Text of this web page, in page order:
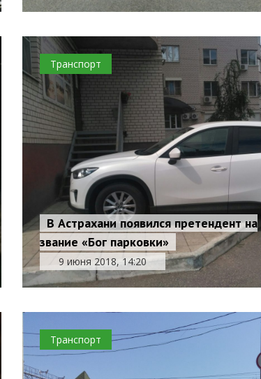
Транспорт
В Астрахани появился претендент на
звание «Бог парковки»
9 июня 2018, 14:20
Транспорт